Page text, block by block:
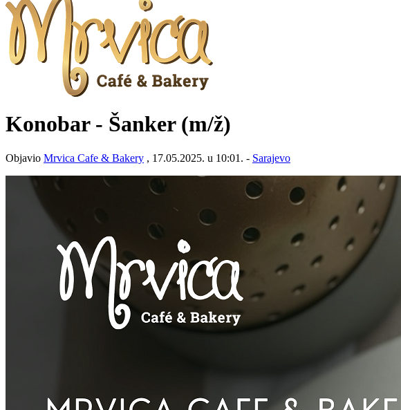
Konobar - Šanker (m/ž)
Objavio Mrvica Cafe & Bakery , 17.05.2025. u 10:01. - Sarajevo